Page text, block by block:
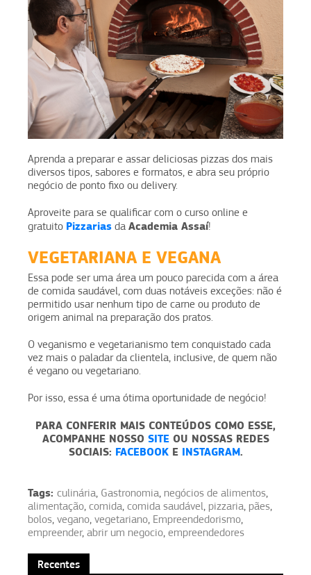
Aprenda a preparar e assar deliciosas pizzas dos mais
diversos tipos, sabores e formatos, e abra seu próprio
negócio de ponto fixo ou delivery.
Aproveite para se qualificar com o curso online e
gratuito Pizzarias da Academia Assaí!
VEGETARIANA E VEGANA
Essa pode ser uma área um pouco parecida com a área
de comida saudável, com duas notáveis exceções: não é
permitido usar nenhum tipo de carne ou produto de
origem animal na preparação dos pratos.
O veganismo e vegetarianismo tem conquistado cada
vez mais o paladar da clientela, inclusive, de quem não
é vegano ou vegetariano.
Por isso, essa é uma ótima oportunidade de negócio!
PARA CONFERIR MAIS CONTEÚDOS COMO ESSE,
ACOMPANHE NOSSO SITEOU NOSSAS REDES
SOCIAIS: FACEBOOKE INSTAGRAM.
Tags: culinária, Gastronomia, negócios de alimentos,
alimentação, comida, comida saudável, pizzaria, pães,
bolos, vegano, vegetariano, Empreendedorismo,
empreender, abrir um negocio, empreendedores
Recentes